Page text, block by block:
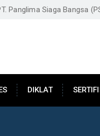
Panglima Siaga Bangsa
DIKLAT